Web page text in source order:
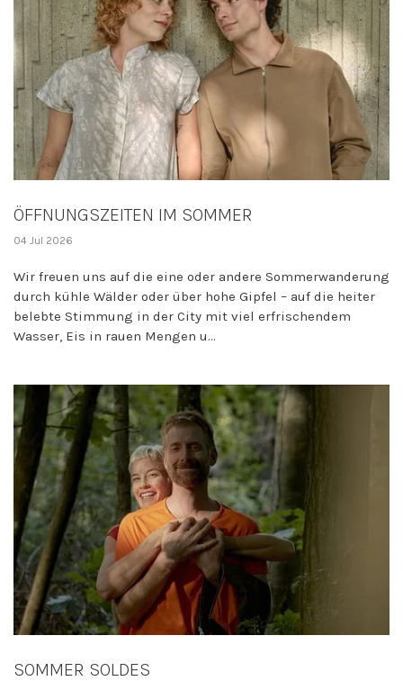
ÖFFNUNGSZEITEN IM SOMMER
04 Jul 2026
Wir freuen uns auf die eine oder andere Sommerwanderung
durch kühle Wälder oder über hohe Gipfel – auf die heiter
belebte Stimmung in der City mit viel erfrischendem
Wasser, Eis in rauen Mengen u...
SOMMER SOLDES